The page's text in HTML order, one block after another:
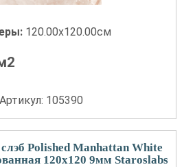
120.00x120.00см
Артикул: 105390
Polished Manhattan White
120x120 9мм Staroslabs